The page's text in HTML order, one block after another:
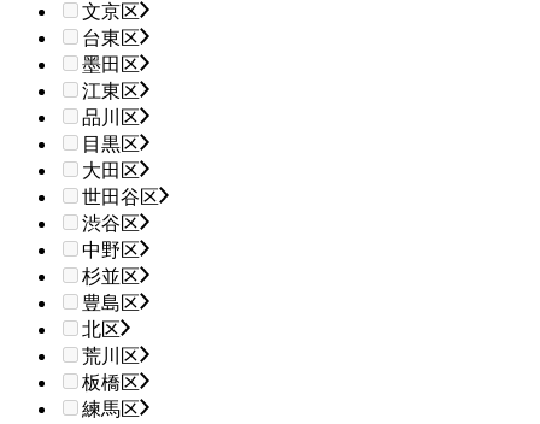
文京区
台東区
墨田区
江東区
品川区
目黒区
大田区
世田谷区
渋谷区
中野区
杉並区
豊島区
北区
荒川区
板橋区
練馬区